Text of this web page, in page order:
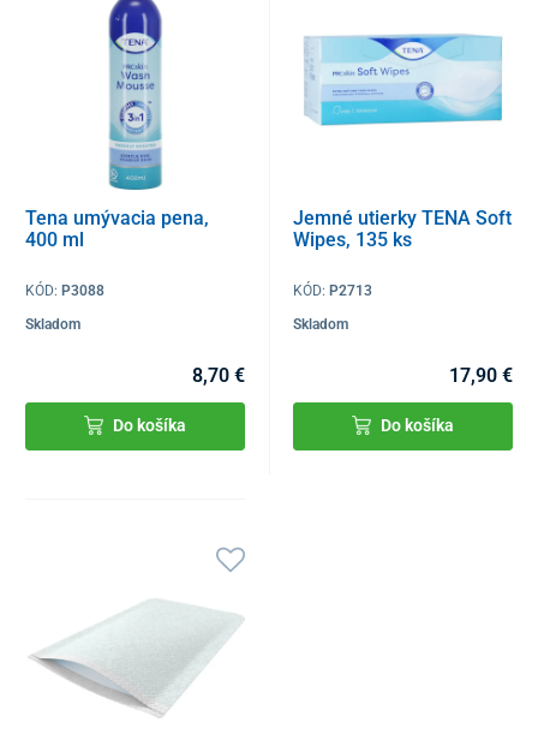
Tena umývacia pena,
400 ml
KÓD: P3088
Skladom
8,70 €
Do košíka
Jemné utierky TENA Soft
Wipes, 135 ks
KÓD: P2713
Skladom
17,90 €
Do košíka